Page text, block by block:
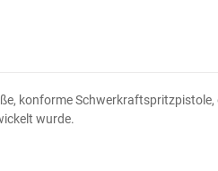
konforme
wurde.